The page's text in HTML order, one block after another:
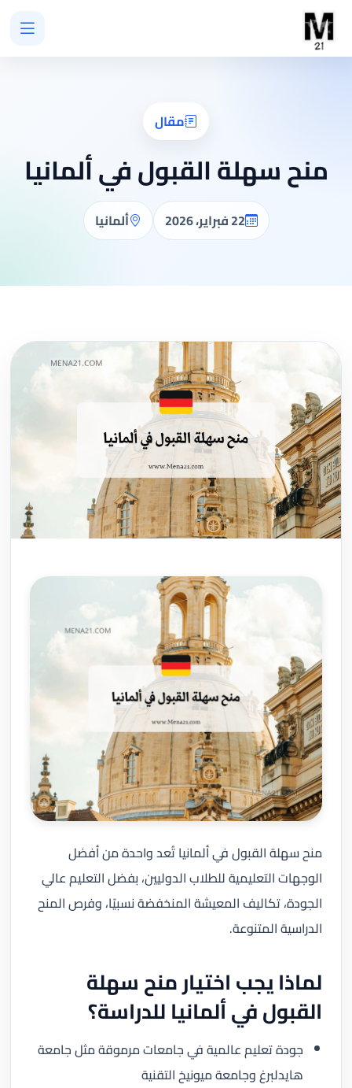
مقال
منح سهلة القبول في ألمانيا
22 فبراير، 2026 ألمانيا
منح سهلة القبول في ألمانيا تُعد واحدة من أفضل
الوجهات التعليمية للطلاب الدوليين، بفضل التعليم عالي
الجودة، تكاليف المعيشة المنخفضة نسبيًا، وفرص المنح
الدراسية المتنوعة.
لماذا يجب اختيار منح سهلة
القبول في ألمانيا للدراسة؟
جودة تعليم عالمية في جامعات مرموقة مثل جامعة
هايدلبرغ وجامعة ميونيخ التقنية